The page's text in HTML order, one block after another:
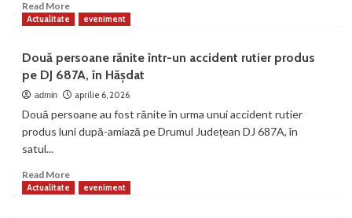
Read MoreRead
more
rutier
cu
patru
DN
Ruși
Actualitate eveniment
Două persoane rănite într-un accident rutier produs
pe DJ 687A, în Hășdat
admin aprilie 6, 2026
Două persoane au fost rănite în urma unui accident rutier
produs luni după-amiază pe Drumul Județean DJ 687A, în
satul...
Read MoreRead
more
Actualitate eveniment